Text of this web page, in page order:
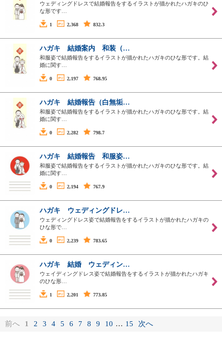
ウェディングドレスで結婚報告をするイラストが描かれたハガキのひ
な形です…
1 2,368 832.3
ハガキ 結婚案内 和装（…
和服姿で結婚報告をするイラストが描かれたハガキのひな形です。結
婚に関す…
0 2,197 768.95
ハガキ 結婚報告（白無垢…
和服姿で結婚報告をするイラストが描かれたハガキのひな形です。結
婚に関す…
0 2,282 798.7
ハガキ 結婚報告 和服姿…
和服姿で結婚報告をするイラストが描かれたハガキのひな形です。結
婚に関す…
0 2,194 767.9
ハガキ ウェディングドレ…
ウェディングドレス姿で結婚報告をするイラストが描かれたハガキの
ひな形で…
0 2,239 783.65
ハガキ 結婚 ウェディン…
ウェイディングドレス姿で結婚報告をするイラストが描かれたハガキ
のひな形…
1 2,201 773.85
前へ 1 2 3 4 5 6 7 8 9 10 … 15 次へ